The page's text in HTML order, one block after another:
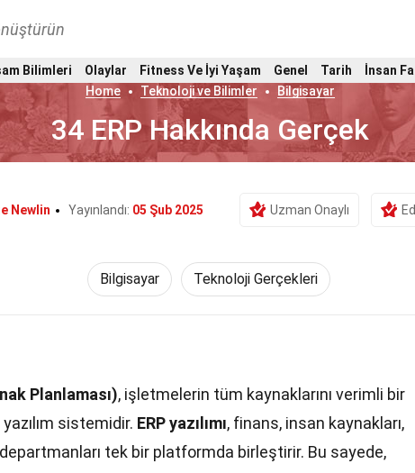
Bilimleri Olaylar Fitness Ve İyi Yaşam Genel Tarih
İnsan
Home
Teknoloji ve Bilimler Bilgisayar
34 ERP Hakkında Gerçek
Newlin Yayınlandı: 05 Şub 2025 Uzman Onaylı
Bilgisayar Teknoloji Gerçekleri
Planlaması), işletmelerin tüm kaynaklarını verimli bir
sistemidir. ERP yazılımı, finans, insan kaynakları,
tek bir platformda birleştirir. Bu sayede,